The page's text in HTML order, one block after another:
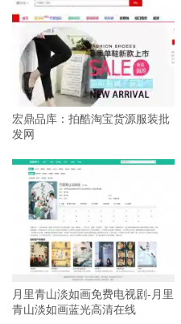
宏鼎品库：拍酷淘宝货源服装批
发网
月里青山淡如画免费电视剧-月里
青山淡如画蓝光高清在线